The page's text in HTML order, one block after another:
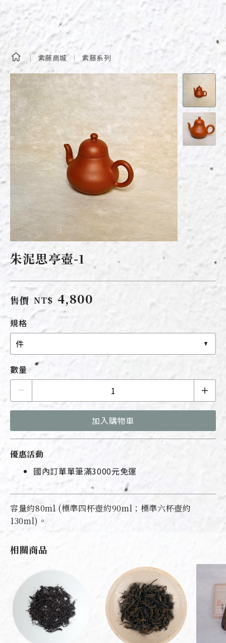
紫藤商城 紫藤系列
朱泥思亭壺-1
售價 NT$ 4,800
規格
件
數量
加入購物車
優惠活動
國內訂單單筆滿3000元免運
容量約80ml (標準四杯壺約90ml；標準六杯壺約
130ml)。
相關商品